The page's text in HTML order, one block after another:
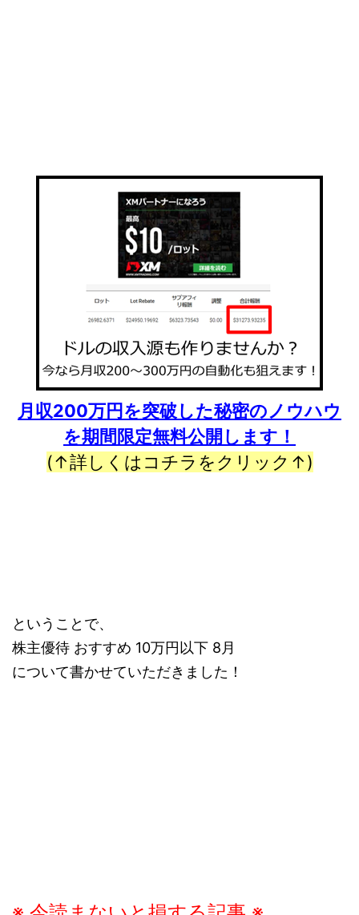
月収200万円を突破した秘密のノウハウ
を期間限定無料公開します！
(↑詳しくはコチラをクリック↑)
ということで、
株主優待 おすすめ 10万円以下 8月
について書かせていただきました！